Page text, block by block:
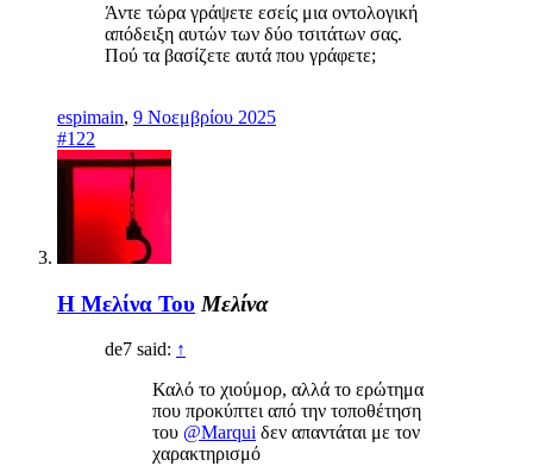
Άντε τώρα γράψετε εσείς μια οντολογική
απόδειξη αυτών των δύο τσιτάτων σας.
Πού τα βασίζετε αυτά που γράφετε;
espimain, 9 Νοεμβρίου 2025
#122
Η Μελίνα Του Μελίνα
de7 said: ↑
Καλό το χιούμορ, αλλά το ερώτημα
που προκύπτει από την τοποθέτηση
του @Marqui δεν απαντάται με τον
χαρακτηρισμό